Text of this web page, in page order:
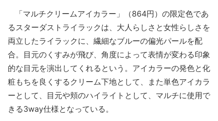
「マルチクリームアイカラー」（864円）の限定色であ
るスターダストライラックは、大人らしさと女性らしさを
両立したライラックに、繊細なブルーの偏光パールを配
合。目元のくすみが飛び、角度によって表情が変わる印象
的な目元を演出してくれるという。アイカラーの発色と化
粧もちを良くするクリーム下地として、また単色アイカラ
ーとして、目元や頬のハイライトとして、マルチに使用で
きる3way仕様となっている。